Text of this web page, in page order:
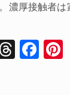
濃厚接触者
Bl
T
F